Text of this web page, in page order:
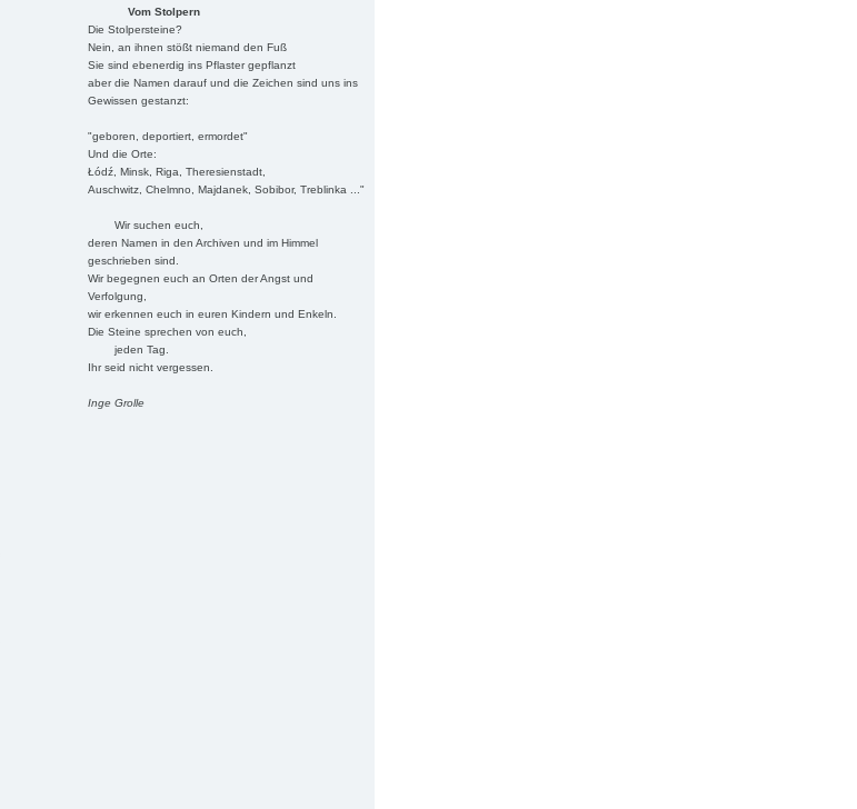
Vom Stolpern
Die Stolpersteine?
Nein, an ihnen stößt niemand den Fuß
Sie sind ebenerdig ins Pflaster gepflanzt
aber die Namen darauf und die Zeichen sind uns ins
Gewissen gestanzt:
"geboren, deportiert, ermordet"
Und die Orte:
Łódź, Minsk, Riga, Theresienstadt,
Auschwitz, Chelmno, Majdanek, Sobibor, Treblinka ..."
Wir suchen euch,
deren Namen in den Archiven und im Himmel
geschrieben sind.
Wir begegnen euch an Orten der Angst und
Verfolgung,
wir erkennen euch in euren Kindern und Enkeln.
Die Steine sprechen von euch,
jeden Tag.
Ihr seid nicht vergessen.
Inge Grolle